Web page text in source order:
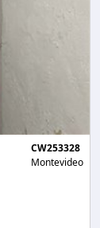
CW253328
Montevideo